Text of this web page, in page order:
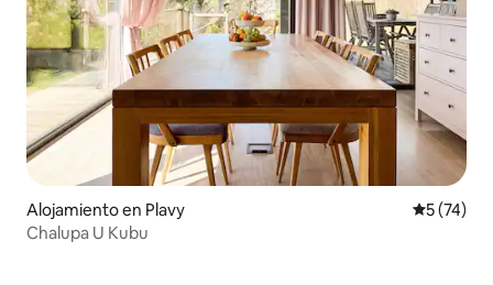
Alojamiento en Plavy
5 (74)
Chalupa U Kubu